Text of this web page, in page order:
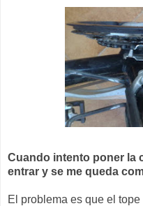
Cuando intento poner la
entrar y se me queda
El problema es que el